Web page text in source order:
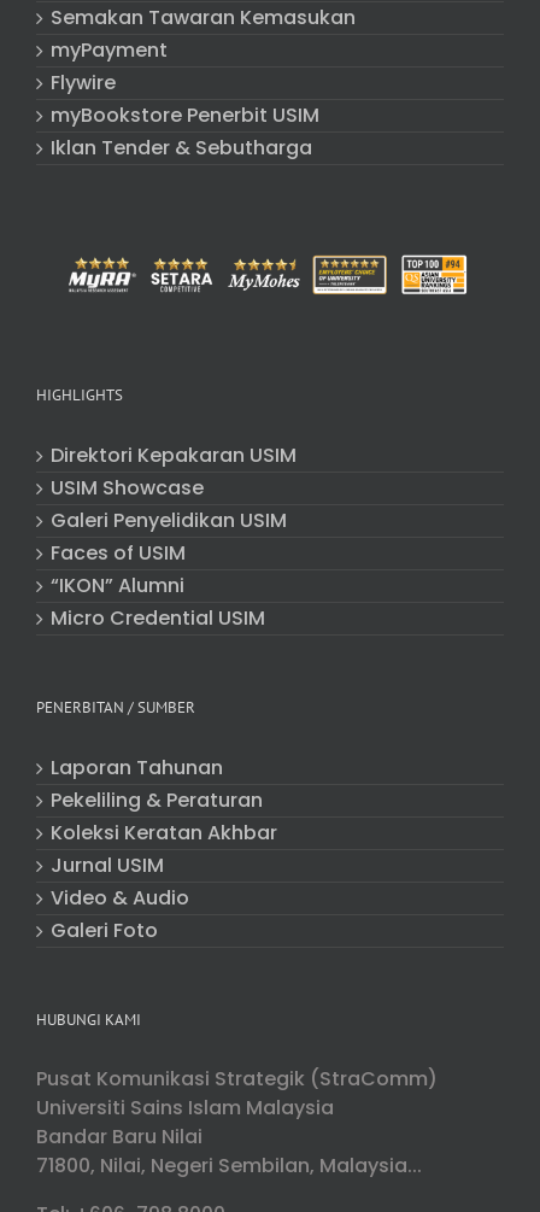
Semakan Tawaran Kemasukan
myPayment
Flywire
myBookstore Penerbit USIM
Iklan Tender & Sebutharga
HIGHLIGHTS
Direktori Kepakaran USIM
USIM Showcase
Galeri Penyelidikan USIM
Faces of USIM
“IKON” Alumni
Micro Credential USIM
PENERBITAN / SUMBER
Laporan Tahunan
Pekeliling & Peraturan
Koleksi Keratan Akhbar
Jurnal USIM
Video & Audio
Galeri Foto
HUBUNGI KAMI
Pusat Komunikasi Strategik (StraComm)
Universiti Sains Islam Malaysia
Bandar Baru Nilai
71800, Nilai, Negeri Sembilan, Malaysia...